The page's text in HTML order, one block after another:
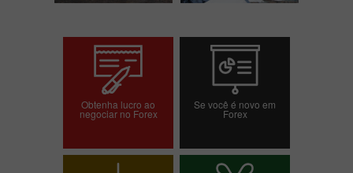
Obtenha lucro ao
negociar no Forex
Se você é novo em
Forex